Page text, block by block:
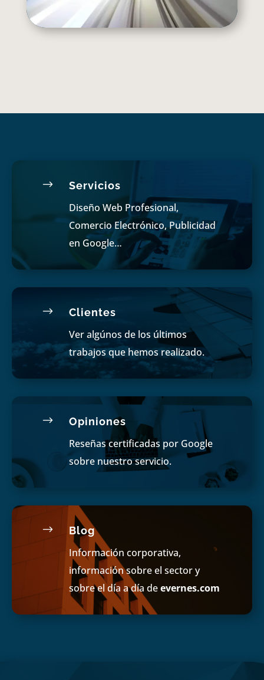
$ Servicios
Diseño Web Profesional,
Comercio Electrónico, Publicidad
en Google…
$ Clientes
Ver algúnos de los últimos
trabajos que hemos realizado.
$ Opiniones
Reseñas certificadas por Google
sobre nuestro servicio.
$ Blog
Información corporativa,
información sobre el sector y
sobre el día a día deevernes.com